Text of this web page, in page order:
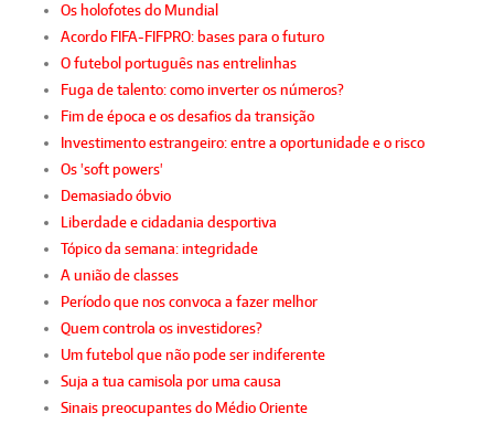
Os holofotes do Mundial
Acordo FIFA-FIFPRO: bases para o futuro
O futebol português nas entrelinhas
Fuga de talento: como inverter os números?
Fim de época e os desafios da transição
Investimento estrangeiro: entre a oportunidade e o risco
Os 'soft powers'
Demasiado óbvio
Liberdade e cidadania desportiva
Tópico da semana: integridade
A união de classes
Período que nos convoca a fazer melhor
Quem controla os investidores?
Um futebol que não pode ser indiferente
Suja a tua camisola por uma causa
Sinais preocupantes do Médio Oriente